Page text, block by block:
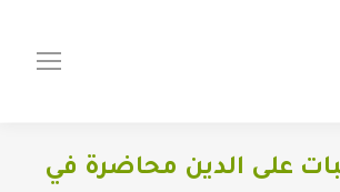
على الدين محاضرة في